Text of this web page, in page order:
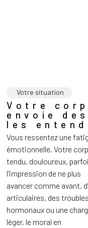
Votre situation
Votre
envoie
les
Vous ressentez une
émotionnelle. Votre
tendu, douloureux,
l’impression de ne plus
avancer comme avant,
articulaires, des troubles
hormonaux ou une
léger, le moral en